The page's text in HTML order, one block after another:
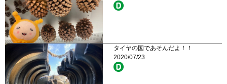
タイヤの国であそんだよ！！
2020/07/23